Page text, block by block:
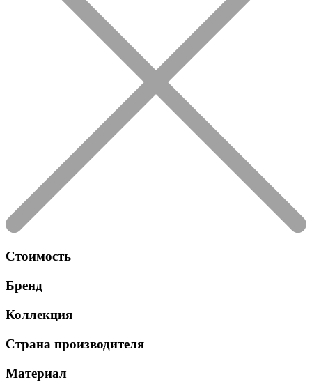
Стоимость
Бренд
Коллекция
Страна производителя
Материал